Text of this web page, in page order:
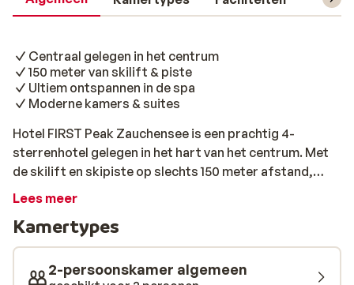
Centraal gelegen in het centrum
150 meter van skilift & piste
Ultiem ontspannen in de spa
Moderne kamers & suites
Hotel FIRST Peak Zauchensee is een prachtig 4-
sterrenhotel gelegen in het hart van het centrum. Met
de skilift en skipiste op slechts 150 meter afstand,
biedt dit hotel hét perfecte vertrekpunt voor jouw
uitgebreide spa van Hotel FIRST Peak Zauchensee,
waar je heerlijk kunt relaxen en herstellen in de sauna.
Alle kamers zijn comfortabel ingericht en er zijn
Lees meer
Kamertypes
2-persoonskamer algemeen